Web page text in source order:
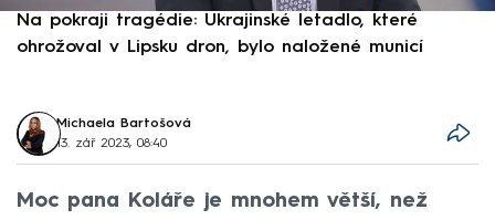
Na pokraji tragédie: Ukrajinské letadlo, které
ohrožoval v Lipsku dron, bylo naložené municí
Michaela Bartošová
13. zář 2023, 08:40
Moc pana Koláře je mnohem větší, než